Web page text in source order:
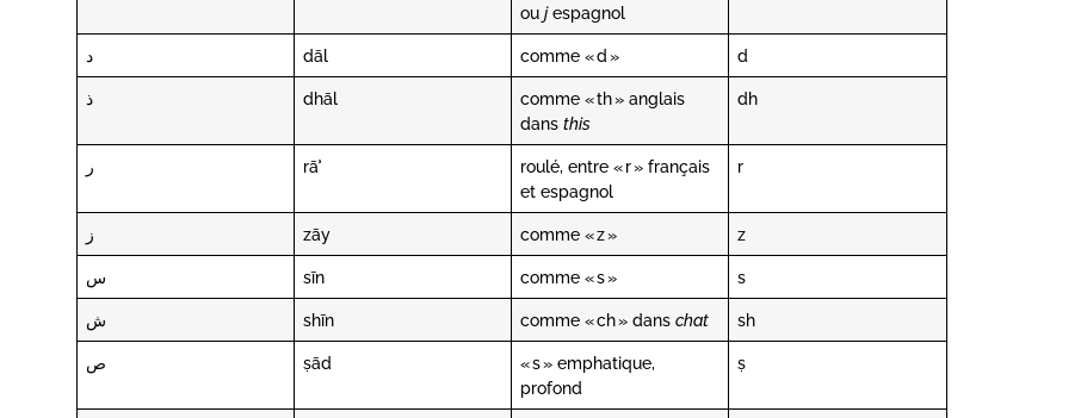
oujespagnol
د dāl comme « d » d
ذ dhāl
comme « th » anglais
dansthis
dh
ر rāʾ
roulé, entre « r » français
et espagnol
r
ز zāy comme « z » z
س sīn comme « s » s
ش shīn comme « ch » danschat sh
ص ṣād
« s » emphatique,
profond
ṣ